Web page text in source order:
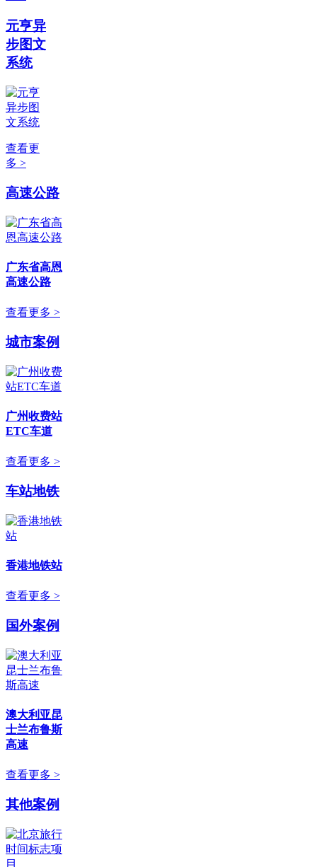
元亨异
步图文
系统
查看更
多 >
高速公路
广东省高恩
高速公路
查看更多 >
城市案例
广州收费站
ETC车道
查看更多 >
车站地铁
香港地铁站
查看更多 >
国外案例
澳大利亚昆
士兰布鲁斯
高速
查看更多 >
其他案例